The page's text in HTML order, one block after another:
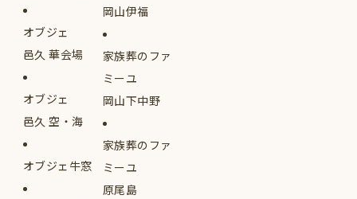
オブジェ
邑久 華会場
オブジェ
邑久 空・海
オブジェ牛窓
岡山伊福
家族葬のファ
ミーユ
岡山下中野
家族葬のファ
ミーユ
原尾島